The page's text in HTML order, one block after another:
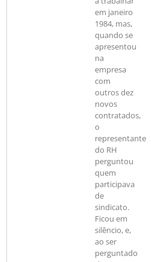
em janeiro
1984, mas,
quando se
apresentou
na
empresa
com
outros dez
novos
contratados,
o
representante
do RH
perguntou
quem
participava
de
sindicato.
Ficou em
silêncio, e,
ao ser
perguntado